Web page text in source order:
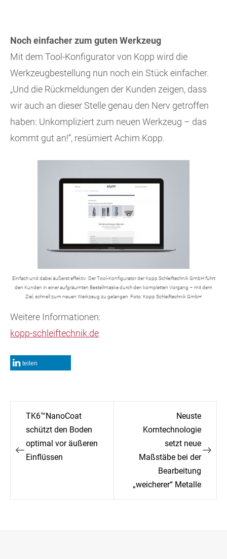
Noch einfacher zum guten Werkzeug
Mit dem Tool-Konfigurator von Kopp wird die
Werkzeugbestellung nun noch ein Stück einfacher.
„Und die Rückmeldungen der Kunden zeigen, dass
wir auch an dieser Stelle genau den Nerv getroffen
haben: Unkompliziert zum neuen Werkzeug – das
kommt gut an!“, resümiert Achim Kopp.
Einfach und dabei äußerst effektiv: Der Tool-Konfigurator der Kopp Schleiftechnik GmbH führt
den Kunden in einer aufgräumten Bestellmaske durch den kompletten Vorgang – mit dem
Ziel, schnell zum neuen Werkzeug zu gelangen. Foto: Kopp Schleiftechnik GmbH
Weitere Informationen:
kopp-schleiftechnik.de
teilen
TK6™NanoCoat
schützt den Boden
optimal vor äußeren
Einflüssen
Neuste
Korntechnologie
setzt neue
Maßstäbe bei der
Bearbeitung
„weicherer“ Metalle